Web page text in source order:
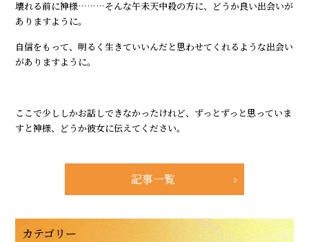
壊れる前に神様………そんな午未天中殺の方に、どうか良い出会いが
ありますように。
自信をもって、明るく生きていいんだと思わせてくれるような出会い
がありますように。
ここで少ししかお話しできなかったけれど、ずっとずっと思っていま
すと神様、どうか彼女に伝えてください。
記事一覧
カテゴリー